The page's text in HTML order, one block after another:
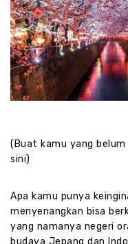
(Buat kamu yang belum
sini)
Apa kamu punya
menyenangkan bisa
yang namanya negeri